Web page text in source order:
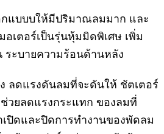
แบบบให้มีปริมาณลมมาก และ
อเตอร์เป็นรุ่นหุ้มมิดพิเศษ เพิ่ม
ระบายความร้อนด้านหลัง
ลดแรงดันลมที่จะดันให้ ชัตเตอร์
วยลดแรงกระแทก ของลมที่
เปิดและปิดการทำงานของพัดลม